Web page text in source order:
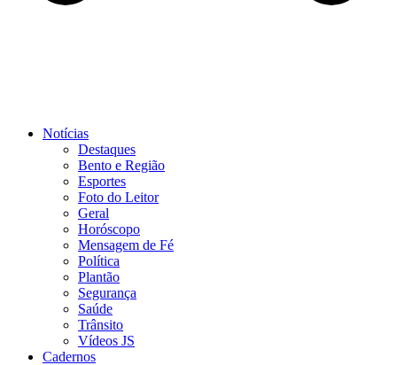
Notícias
Destaques
Bento e Região
Esportes
Foto do Leitor
Geral
Horóscopo
Mensagem de Fé
Política
Plantão
Segurança
Saúde
Trânsito
Vídeos JS
Cadernos